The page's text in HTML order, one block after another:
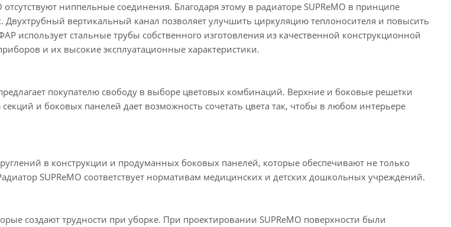
ниппельные соединения. Благодаря этому в радиаторе SUPReMO в принципе
Двухтрубный вертикальный канал позволяет улучшить циркуляцию теплоносителя и повысить
использует стальные трубы собственного изготовления из качественной конструкционной
и их высокие эксплуатационные характеристики.
покупателю свободу в выборе цветовых комбинаций. Верхние и боковые решетки
и боковых панелей дает возможность сочетать цвета так, чтобы в любом интерьере
в конструкции и продуманных боковых панелей, которые обеспечивают не только
SUPReMO соответствует нормативам медицинских и детских дошкольных учреждений.
создают трудности при уборке. При проектировании SUPReMO поверхности были